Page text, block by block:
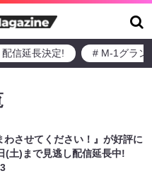
配信延長決定! # M-1グラン
わさせてください！』が好評に
(土)まで見逃し配信延長中!